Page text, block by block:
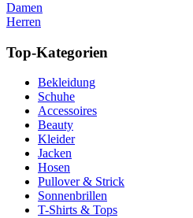
Damen
Herren
Top-Kategorien
Bekleidung
Schuhe
Accessoires
Beauty
Kleider
Jacken
Hosen
Pullover & Strick
Sonnenbrillen
T-Shirts & Tops